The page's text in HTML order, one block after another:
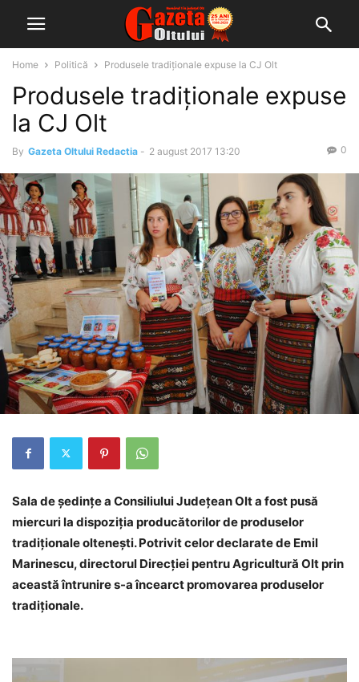
Home Politică Produsele tradiționale expuse la CJ Olt
Produsele tradiționale expuse
la CJ Olt
By Gazeta Oltului Redactia - 2 august 2017 13:20 0
Sala de ședințe a Consiliului Județean Olt a fost pusă
miercuri la dispoziția producătorilor de produselor
tradiţionale olteneşti. Potrivit celor declarate de Emil
Marinescu, directorul Direcţiei pentru Agricultură Olt prin
această întrunire s-a încearct promovarea produselor
tradiţionale.